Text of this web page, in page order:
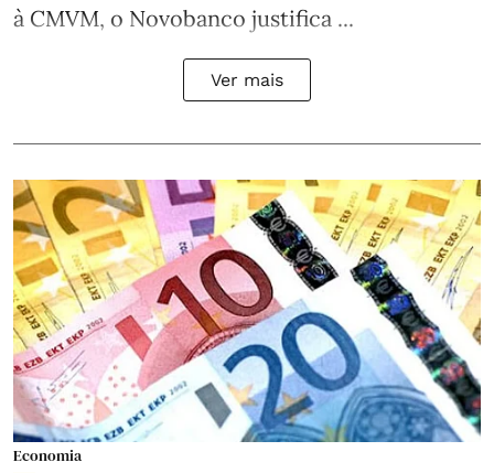
à CMVM, o Novobanco justifica ...
Ver mais
Economia